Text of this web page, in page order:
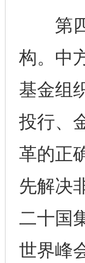
第四
构。中
基金组
投行、
革的正
先解决
二十国
世界峰